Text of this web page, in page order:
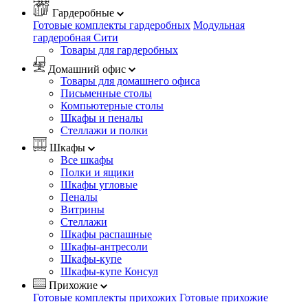
Гардеробные
Готовые комплекты гардеробных Модульная
гардеробная Сити
Товары для гардеробных
Домашний офис
Товары для домашнего офиса
Письменные столы
Компьютерные столы
Шкафы и пеналы
Стеллажи и полки
Шкафы
Все шкафы
Полки и ящики
Шкафы угловые
Пеналы
Витрины
Стеллажи
Шкафы распашные
Шкафы-антресоли
Шкафы-купе
Шкафы-купе Консул
Прихожие
Готовые комплекты прихожих Готовые прихожие